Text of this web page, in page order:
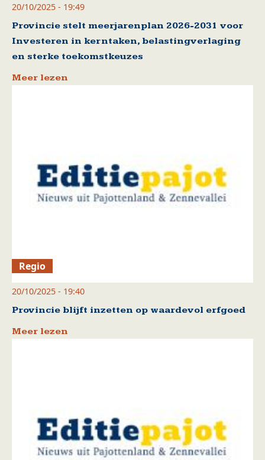
20/10/2025 - 19:49
Provincie stelt meerjarenplan 2026-2031 voor
Investeren in kerntaken, belastingverlaging
en sterke toekomstkeuzes
Meer lezen
Regio
20/10/2025 - 19:40
Provincie blijft inzetten op waardevol erfgoed
Meer lezen